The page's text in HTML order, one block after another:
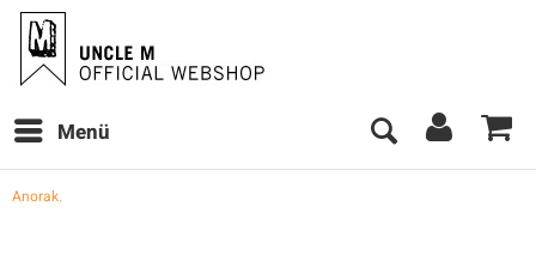
Menü
Anorak.